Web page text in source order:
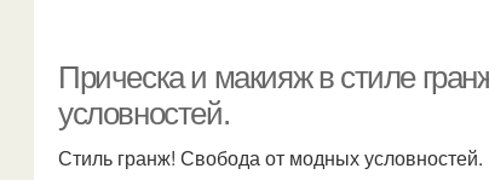
Прическа и макияж в стиле
условностей.
Стиль гранж! Свобода от модных условностей.